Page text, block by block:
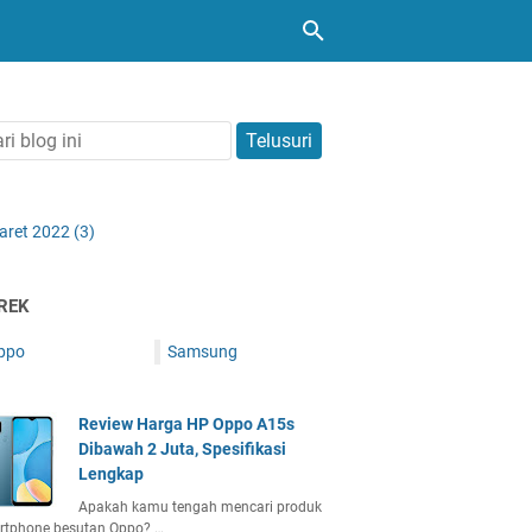
2022 (3)
Samsung
Review Harga HP Oppo A15s
Dibawah 2 Juta, Spesifikasi
Lengkap
Apakah kamu tengah mencari produk
besutan Oppo? …